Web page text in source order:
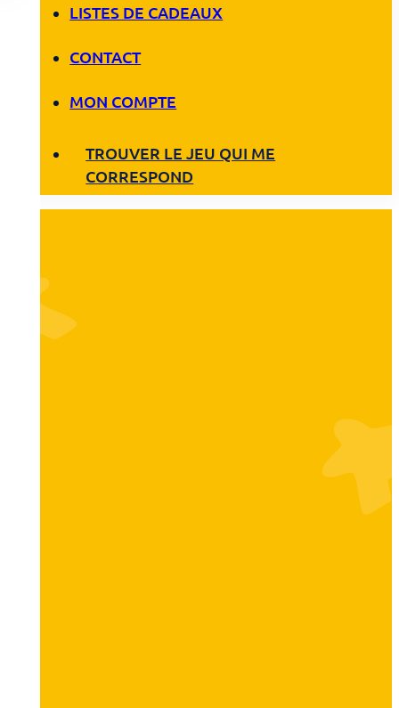
LISTES DE CADEAUX
CONTACT
MON COMPTE
TROUVER LE JEU QUI ME
CORRESPOND